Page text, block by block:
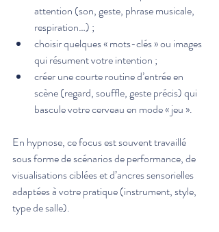
attention (son, geste, phrase musicale,
respiration…) ;
choisir quelques « mots-clés » ou images
qui résument votre intention ;
créer une courte routine d’entrée en
scène (regard, souffle, geste précis) qui
bascule votre cerveau en mode « jeu ».
En hypnose, ce focus est souvent travaillé
sous forme de scénarios de performance, de
visualisations ciblées et d’ancres sensorielles
adaptées à votre pratique (instrument, style,
type de salle).